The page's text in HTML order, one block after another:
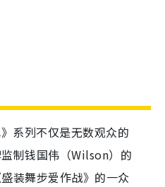
系列不仅是无数观众的
制钱国伟（Wilson）的
装舞步爱作战》的一众